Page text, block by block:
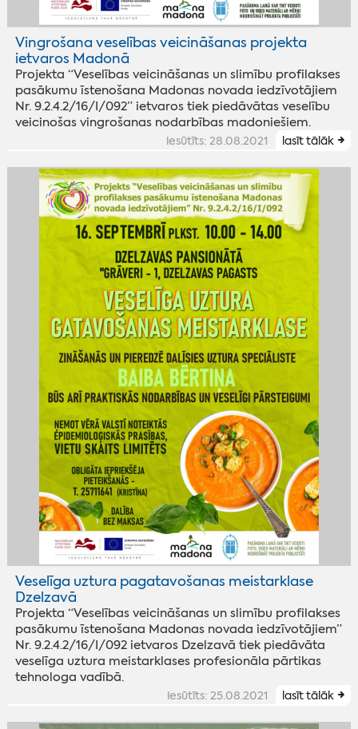
Vingrošana veselības veicināšanas projekta
ietvaros Madonā
Projekta “Veselības veicināšanas un slimību profilakses
pasākumu īstenošana Madonas novada iedzīvotājiem
Nr. 9.2.4.2/16/I/092” ietvaros tiek piedāvātas veselību
veicinošas vingrošanas nodarbības madoniešiem.
iesūtīts: 28.08.2021 lasīt tālāk
Veselīga uztura pagatavošanas meistarklase
Dzelzavā
Projekta “Veselības veicināšanas un slimību profilakses
pasākumu īstenošana Madonas novada iedzīvotājiem”
Nr. 9.2.4.2/16/I/092 ietvaros Dzelzavā tiek piedāvāta
veselīga uztura meistarklases profesionāla pārtikas
tehnologa vadībā.
iesūtīts: 25.08.2021 lasīt tālāk